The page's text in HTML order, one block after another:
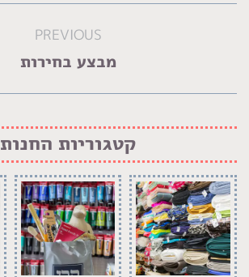
navigation
PREVIOUS
Previous
מבצע בחירות
קטגוריות החנות